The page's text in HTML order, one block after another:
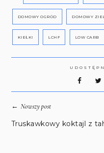
DOMOWY OGRÓD DOMOWY
KIEŁKI LCHF LOW CARB
← Nowszy post
Truskawkowy koktajl z